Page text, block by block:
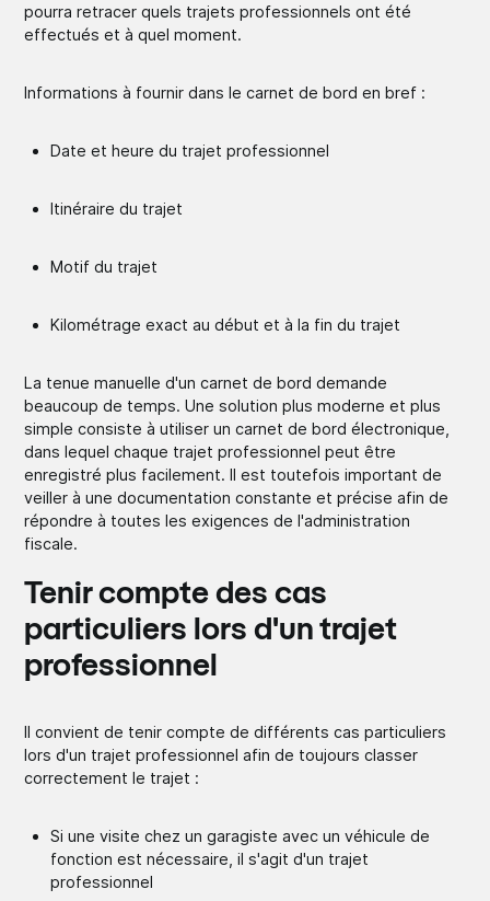
pourra retracer quels trajets professionnels ont été
effectués et à quel moment.
Informations à fournir dans le carnet de bord en bref :
Date et heure du trajet professionnel
Itinéraire du trajet
Motif du trajet
Kilométrage exact au début et à la fin du trajet
La tenue manuelle d'un carnet de bord demande
beaucoup de temps. Une solution plus moderne et plus
simple consiste à utiliser un carnet de bord électronique,
dans lequel chaque trajet professionnel peut être
enregistré plus facilement. Il est toutefois important de
veiller à une documentation constante et précise afin de
répondre à toutes les exigences de l'administration
fiscale.
Tenir compte des cas
particuliers lors d'un trajet
professionnel
Il convient de tenir compte de différents cas particuliers
lors d'un trajet professionnel afin de toujours classer
correctement le trajet :
Si une visite chez un garagiste avec un véhicule de
fonction est nécessaire, il s'agit d'un trajet
professionnel